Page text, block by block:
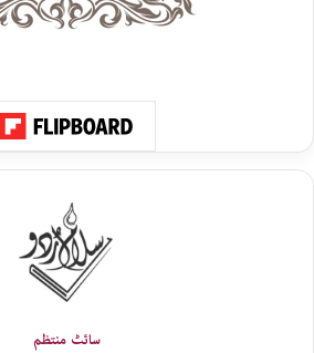
سائٹ منتظم